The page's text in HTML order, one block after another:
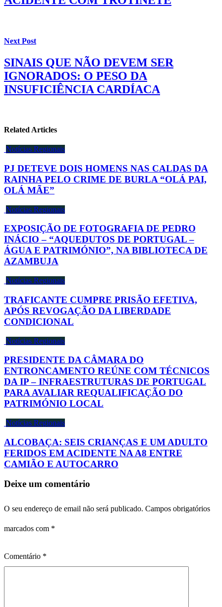
Next Post
SINAIS QUE NÃO DEVEM SER
IGNORADOS: O PESO DA
INSUFICIÊNCIA CARDÍACA
Related Articles
Notícias Regionais
PJ DETEVE DOIS HOMENS NAS CALDAS DA
RAINHA PELO CRIME DE BURLA “OLÁ PAI,
OLÁ MÃE”
Notícias Regionais
EXPOSIÇÃO DE FOTOGRAFIA DE PEDRO
INÁCIO – “AQUEDUTOS DE PORTUGAL –
ÁGUA E PATRIMÓNIO”, NA BIBLIOTECA DE
AZAMBUJA
Notícias Regionais
TRAFICANTE CUMPRE PRISÃO EFETIVA,
APÓS REVOGAÇÃO DA LIBERDADE
CONDICIONAL
Notícias Regionais
PRESIDENTE DA CÂMARA DO
ENTRONCAMENTO REÚNE COM TÉCNICOS
DA IP – INFRAESTRUTURAS DE PORTUGAL
PARA AVALIAR REQUALIFICAÇÃO DO
PATRIMÓNIO LOCAL
Notícias Regionais
ALCOBAÇA: SEIS CRIANÇAS E UM ADULTO
FERIDOS EM ACIDENTE NA A8 ENTRE
CAMIÃO E AUTOCARRO
Deixe um comentário
O seu endereço de email não será publicado. Campos obrigatórios
marcados com *
Comentário *